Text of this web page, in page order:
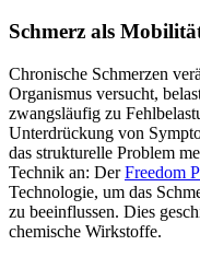
Schmerz als
Chronische Schmerzen
Organismus versucht,
zwangsläufig zu
Unterdrückung von
das strukturelle Problem
Technik an: DerFreedom
Technologie, um das
zu beeinflussen. Dies
chemische Wirkstoffe.